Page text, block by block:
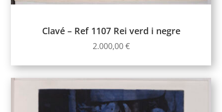
Clavé – Ref 1107 Rei verd i negre
2.000,00€